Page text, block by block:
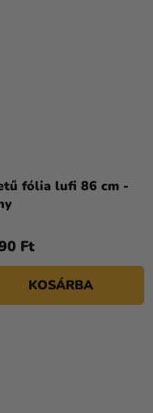
fólia lufi 86 cm -
Ft
KOSÁRBA